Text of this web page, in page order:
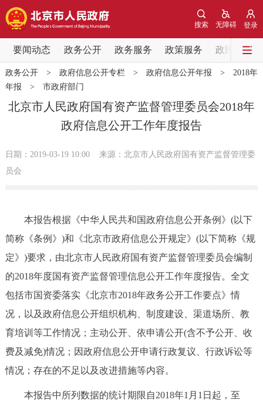
登录
无障碍
搜索
要闻动态 政务公开 政务服务 政策服务 政民互动
要闻动态
党中央精神 国务院信息 中央部委动态
北京要闻 会议信息 部门动态
政务公开
政策兑现 政策解读 回应关切
决策公开 专题公开
政务服务
个人服务 法人服务 部门服务
便民服务 利企服务
政务公开> 政府信息公开专栏> 政府信息公开年报 > 2018年
年报 > 市政府部门
北京市人民政府国有资产监督管理委员会2018年
政府信息公开工作年度报告
日期：2019-03-19 10:00
来源：北京市人民政府国有资产监督管理委
员会
本报告根据《中华人民共和国政府信息公开条例》(以下
简称《条例》)和《北京市政府信息公开规定》(以下简称《规
定》)要求，由北京市人民政府国有资产监督管理委员会编制
的2018年度国有资产监督管理信息公开工作年度报告。全文
包括市国资委落实《北京市2018年政务公开工作要点》情
况，以及政府信息公开组织机构、制度建设、渠道场所、教
育培训等工作情况；主动公开、依申请公开(含不予公开、收
费及减免)情况；因政府信息公开申请行政复议、行政诉讼等
情况；存在的不足以及改进措施等内容。
本报告中所列数据的统计期限自2018年1月1日起，至